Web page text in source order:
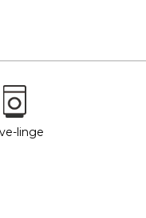
linge